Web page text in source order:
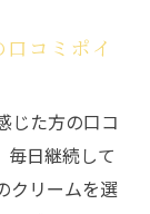
ム口コミ
クリーム
リーム使
コミポイ
じた方の口コ
毎日継続して
クリームを選